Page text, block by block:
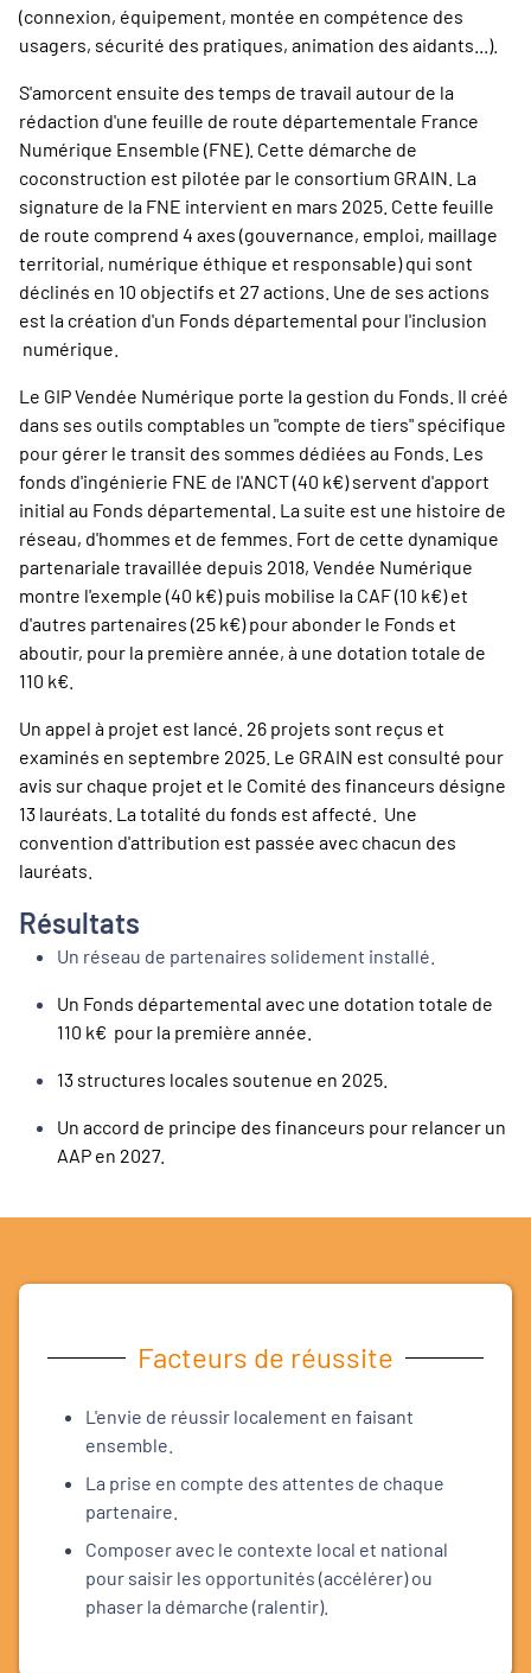
(connexion, équipement, montée en compétence des
usagers, sécurité des pratiques, animation des aidants...).
S'amorcent ensuite des temps de travail autour de la
rédaction d'une feuille de route départementale France
Numérique Ensemble (FNE). Cette démarche de
coconstruction est pilotée par le consortium GRAIN. La
signature de la FNE intervient en mars 2025. Cette feuille
de route comprend 4 axes (gouvernance, emploi, maillage
territorial, numérique éthique et responsable) qui sont
déclinés en 10 objectifs et 27 actions. Une de ses actions
est la création d'un Fonds départemental pour l'inclusion
numérique.
Le GIP Vendée Numérique porte la gestion du Fonds. Il créé
dans ses outils comptables un "compte de tiers" spécifique
pour gérer le transit des sommes dédiées au Fonds. Les
fonds d'ingénierie FNE de l'ANCT (40 k€) servent d'apport
initial au Fonds départemental. La suite est une histoire de
réseau, d'hommes et de femmes. Fort de cette dynamique
partenariale travaillée depuis 2018, Vendée Numérique
montre l'exemple (40 k€) puis mobilise la CAF (10 k€) et
d'autres partenaires (25 k€) pour abonder le Fonds et
aboutir, pour la première année, à une dotation totale de
110 k€.
Un appel à projet est lancé. 26 projets sont reçus et
examinés en septembre 2025. Le GRAIN est consulté pour
avis sur chaque projet et le Comité des financeurs désigne
13 lauréats. La totalité du fonds est affecté. Une
convention d'attribution est passée avec chacun des
lauréats.
Résultats
Un réseau de partenaires solidement installé.
Un Fonds départemental avec une dotation totale de
110 k€ pour la première année.
13 structures locales soutenue en 2025.
Un accord de principe des financeurs pour relancer un
AAP en 2027.
Facteurs de réussite
L'envie de réussir localement en faisant
ensemble.
La prise en compte des attentes de chaque
partenaire.
Composer avec le contexte local et national
pour saisir les opportunités (accélérer) ou
phaser la démarche (ralentir).